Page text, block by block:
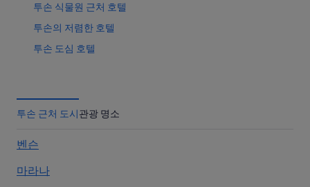
투손 식물원 근처 호텔
투손의 저렴한 호텔
투손 도심 호텔
애리조나 스타디움 근처 호텔
바리오 비에호 호텔
레이드 파크 동물원 근처 호텔
투손 근처 도시관광 명소
벤슨
마라나